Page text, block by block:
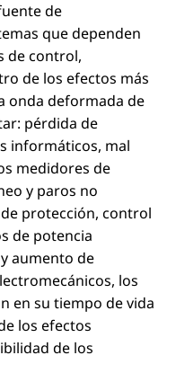
de
que dependen
de control,
de los efectos más
onda deformada de
pérdida de
informáticos, mal
medidores de
y paros no
protección, control
de potencia
aumento de
los
en su tiempo de vida
los efectos
de los